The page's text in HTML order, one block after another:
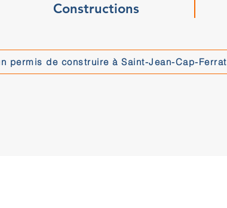
Constructions
permis de construire à Saint-Jean-Cap-Ferrat